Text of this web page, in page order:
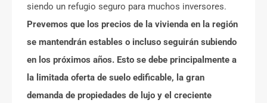
siendo un refugio seguro para muchos inversores.
Prevemos que los precios de la vivienda en la región
se mantendrán estables o incluso seguirán subiendo
en los próximos años. Esto se debe principalmente a
la limitada oferta de suelo edificable, la gran
demanda de propiedades de lujo y el creciente